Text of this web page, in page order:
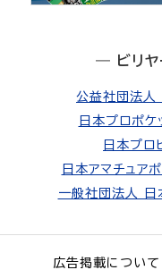
― ビリヤ
公益社団法人
日本プロポケ
日本プロ
日本アマチュア
一般社団法人 日
広告掲載について